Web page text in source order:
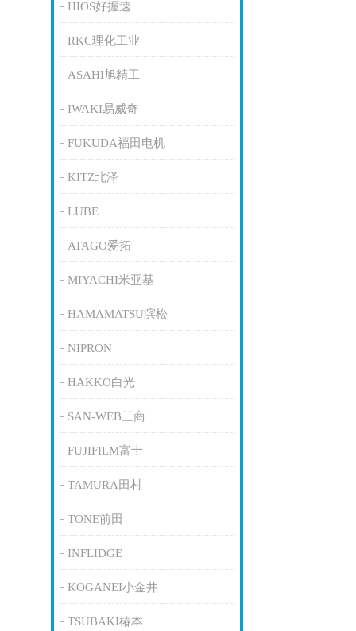
HIOS好握速
RKC理化工业
ASAHI旭精工
IWAKI易威奇
FUKUDA福田电机
KITZ北泽
LUBE
ATAGO爱拓
MIYACHI米亚基
HAMAMATSU滨松
NIPRON
HAKKO白光
SAN-WEB三商
FUJIFILM富士
TAMURA田村
TONE前田
INFLIDGE
KOGANEI小金井
TSUBAKI椿本